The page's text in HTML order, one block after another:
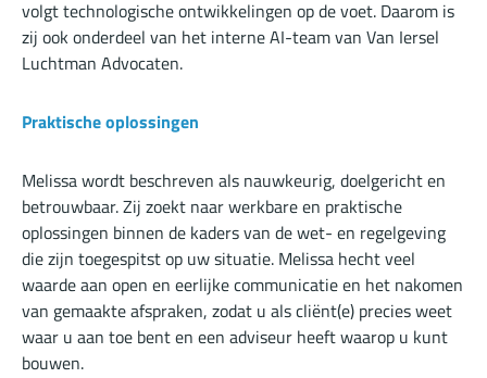
volgt technologische ontwikkelingen op de voet. Daarom is
zij ook onderdeel van het interne AI-team van Van Iersel
Luchtman Advocaten.
Praktische oplossingen
Melissa wordt beschreven als nauwkeurig, doelgericht en
betrouwbaar. Zij zoekt naar werkbare en praktische
oplossingen binnen de kaders van de wet- en regelgeving
die zijn toegespitst op uw situatie. Melissa hecht veel
waarde aan open en eerlijke communicatie en het nakomen
van gemaakte afspraken, zodat u als cliënt(e) precies weet
waar u aan toe bent en een adviseur heeft waarop u kunt
bouwen.